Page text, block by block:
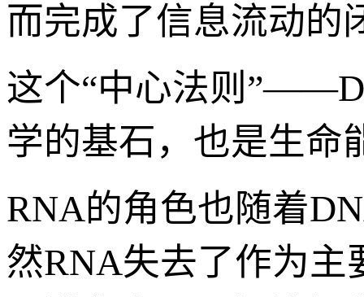
而完成了信息流动的
这个“中心法则
学的基石，也是生命
RNA的角色也随着
然RNA失去了作为主